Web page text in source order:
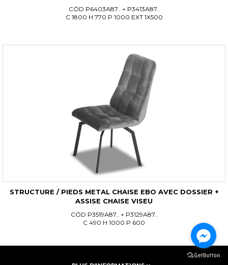
CÓD P6403A87.. + P3413A87..
C 1800 H 770 P 1000 EXT 1X500
STRUCTURE / PIEDS METAL CHAISE EBO AVEC DOSSIER +
ASSISE CHAISE VISEU
CÓD P3519A87.. + P3129A87..
C 490 H 1000 P 600